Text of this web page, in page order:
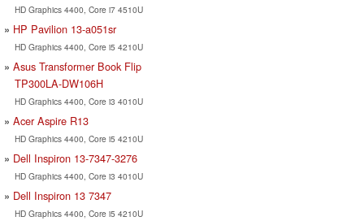
HD Graphics 4400, Core i7 4510U
HP Pavilion 13-a051sr
HD Graphics 4400, Core i5 4210U
Asus Transformer Book Flip
TP300LA-DW106H
HD Graphics 4400, Core i3 4010U
Acer Aspire R13
HD Graphics 4400, Core i5 4210U
Dell Inspiron 13-7347-3276
HD Graphics 4400, Core i3 4010U
Dell Inspiron 13 7347
HD Graphics 4400, Core i5 4210U